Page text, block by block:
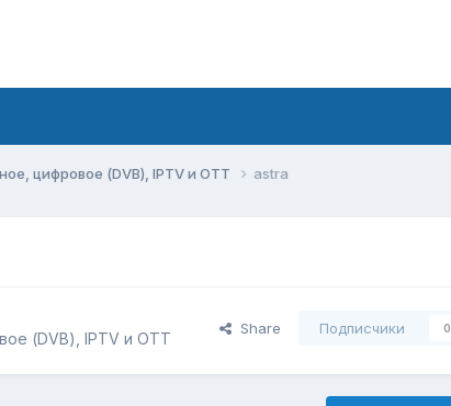
цифровое (DVB), IPTV и OTT astra
(DVB), IPTV и OTT
Share Подписчики 0